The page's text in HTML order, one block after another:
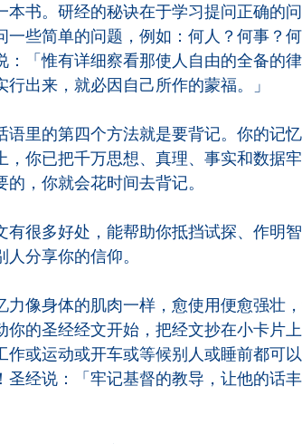
本书。研经的秘诀在于学习提问正确的
一些简单的问题，例如：何人？何事？
：「惟有详细察看那使人自由的全备的
行出来，就必因自己所作的蒙福。」
里的第四个方法就是要背记。你的记
，你已把千万思想、真理、事实和数据
的，你就会花时间去背记。
多好处，能帮助你抵挡试探、作明智
分享你的信仰。
像身体的肌肉一样，愈使用便愈强壮，
你的圣经经文开始，把经文抄在小卡片
作或运动或开车或等候别人或睡前都可
圣经说：「牢记基督的教导，让他的话